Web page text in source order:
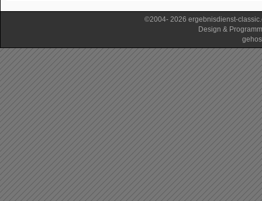
©2004- 2026 ergebnisdienst-
Design &